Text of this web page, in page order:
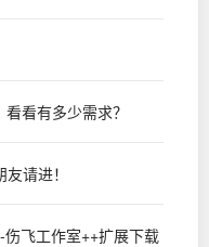
看有多少需求？
请进！
飞工作室++扩展下载